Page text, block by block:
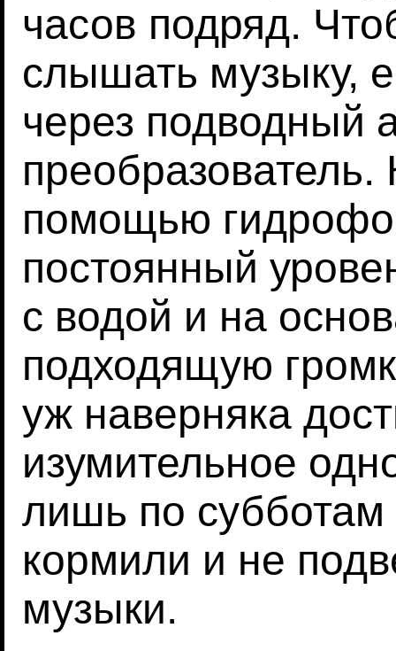
часов подряд.
слышать музыку,
через подводный
преобразователь.
помощью
постоянный
с водой и на
подходящую
уж наверняка
изумительное
лишь по субботам
кормили и не
музыки.